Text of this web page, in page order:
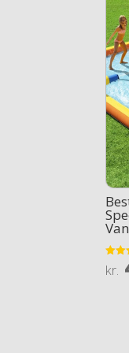
Rated
4.8
kr.